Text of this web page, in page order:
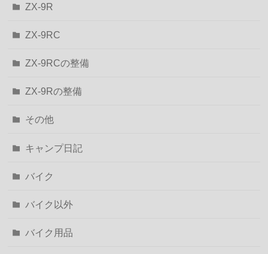
ZX-9R
ZX-9RC
ZX-9RCの整備
ZX-9Rの整備
その他
キャンプ日記
バイク
バイク以外
バイク用品